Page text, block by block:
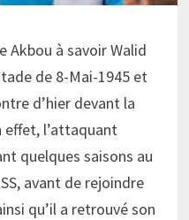
Akbou à savoir Walid
de 8-Mai-1945 et
d’hier devant la
effet, l’attaquant
quelques saisons au
avant de rejoindre
qu’il a retrouvé son